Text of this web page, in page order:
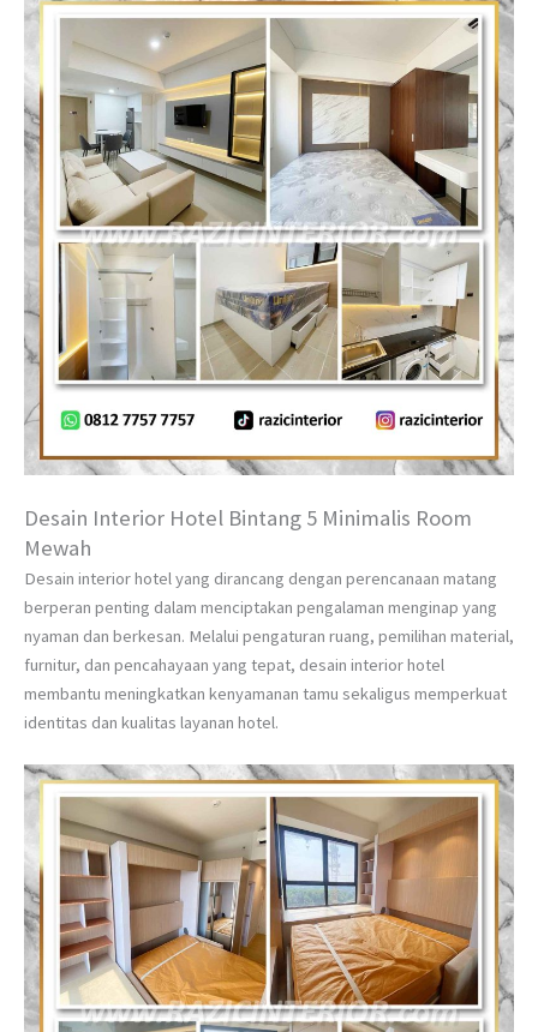
Desain Interior Hotel Bintang 5 Minimalis Room
Mewah
Desain interior hotel yang dirancang dengan perencanaan matang
berperan penting dalam menciptakan pengalaman menginap yang
nyaman dan berkesan. Melalui pengaturan ruang, pemilihan material,
furnitur, dan pencahayaan yang tepat, desain interior hotel
membantu meningkatkan kenyamanan tamu sekaligus memperkuat
identitas dan kualitas layanan hotel.